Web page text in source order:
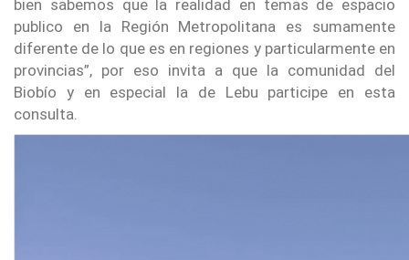
bien sabemos que la realidad en temas de espacio
publico en la Región Metropolitana es sumamente
diferente de lo que es en regiones y particularmente en
provincias”, por eso invita a que la comunidad del
Biobío y en especial la de Lebu participe en esta
consulta.